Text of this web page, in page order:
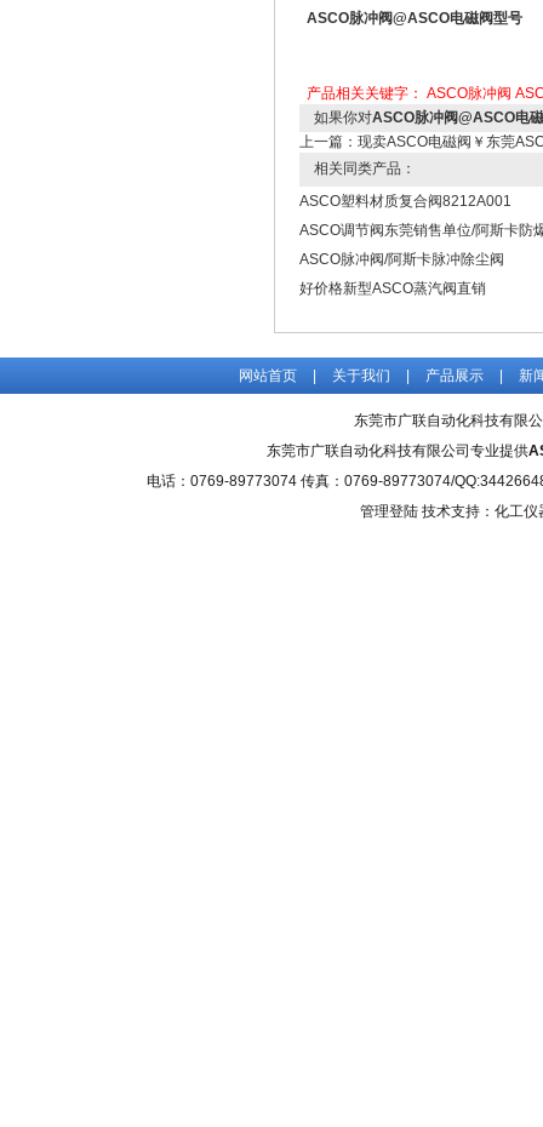
ASCO脉冲阀@ASCO电磁阀型号
产品相关关键字： ASCO脉冲阀
如果你对ASCO脉冲阀@ASCO电
上一篇： 现卖ASCO电磁阀￥东莞
相关同类产品：
ASCO塑料材质复合阀8212A001
ASCO调节阀东莞销售单位/阿斯卡防
ASCO脉冲阀/阿斯卡脉冲除尘阀
好价格新型ASCO蒸汽阀直销
网站首页 关于我们 产品展示 新
东莞市广联自动化科技有限
东莞市广联自动化科技有限公司专业提供
电话：0769-89773074 传真：0769-89773074/
管理登陆 技术支持：化工